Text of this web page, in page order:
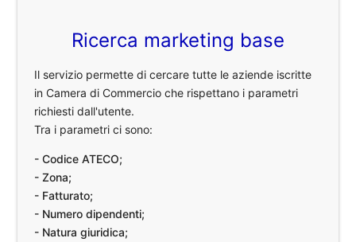
Ricerca marketing base
Il servizio permette di cercare tutte le aziende iscritte
in Camera di Commercio che rispettano i parametri
richiesti dall'utente.
Tra i parametri ci sono:
- Codice ATECO;
- Zona;
- Fatturato;
- Numero dipendenti;
- Natura giuridica;